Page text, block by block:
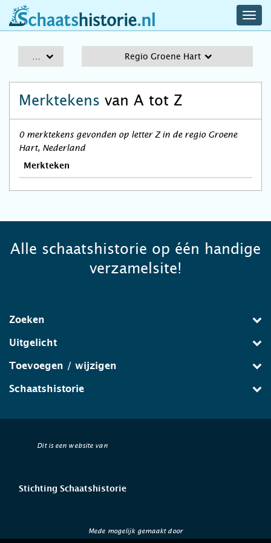
schaatshistorie.nl
Regio Groene Hart
Merktekens van A tot Z
0 merktekens gevonden op letter Z in de regio Groene
Hart, Nederland
Merkteken
Alle schaatshistorie op één handige
verzamelsite!
Zoeken
Uitgelicht
Toevoegen / wijzigen
Schaatshistorie
Dit is een website van
Stichting Schaatshistorie
Mede mogelijk gemaakt door